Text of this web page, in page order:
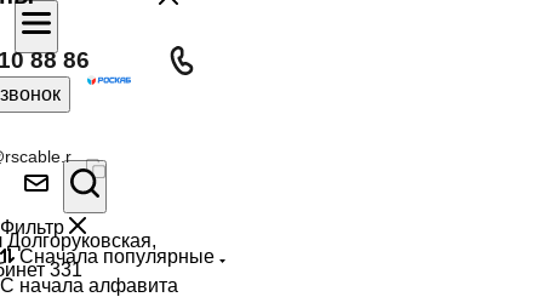
88 86
331
Фильтр
Сначала популярные
С начала алфавита